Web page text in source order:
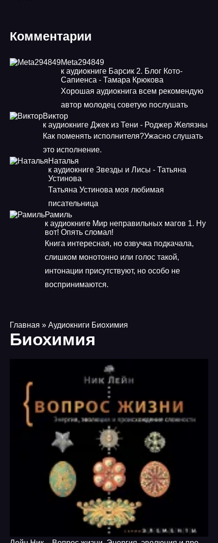
Комментарии
Meta294849
к аудиокниге Барсик 2. Блог Кото-
Сапиенса - Тамара Крюкова
Хорошая аудиокнига всем рекомендую
автор молодец советую послушать
Виктор
к аудиокниге Джек из Тени - Роджер Желязны
Как поменять исполнителя?Ужасно слушать
это исполнение.
Наталья
к аудиокниге Звезды и Лисы - Татьяна
Устинова
Татьяна Устинова моя любимая
писательница
Рамиль
к аудиокниге Мир неправильных магов 1. Ну
вот! Опять сломал!
Книга интересная, но озвучка подкачала,
слишком монотонно или голос такой,
интонации присутствуют, но особо не
воспринимаются.
Главная » Аудиокниги Биохимия
Биохимия